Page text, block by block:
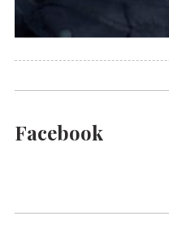
Facebook